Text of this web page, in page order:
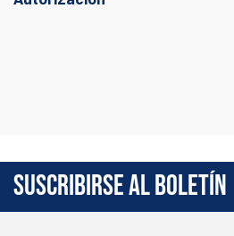
SUSCRIBIRSE AL BOLETÍN